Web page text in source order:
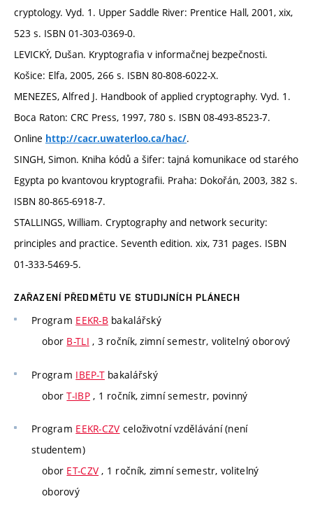
cryptology. Vyd. 1. Upper Saddle River: Prentice Hall, 2001, xix,
523 s. ISBN 01-303-0369-0.
LEVICKÝ, Dušan. Kryptografia v informačnej bezpečnosti.
Košice: Elfa, 2005, 266 s. ISBN 80-808-6022-X.
MENEZES, Alfred J. Handbook of applied cryptography. Vyd. 1.
Boca Raton: CRC Press, 1997, 780 s. ISBN 08-493-8523-7.
Online http://cacr.uwaterloo.ca/hac/.
SINGH, Simon. Kniha kódů a šifer: tajná komunikace od starého
Egypta po kvantovou kryptografii. Praha: Dokořán, 2003, 382 s.
ISBN 80-865-6918-7.
STALLINGS, William. Cryptography and network security:
principles and practice. Seventh edition. xix, 731 pages. ISBN
01-333-5469-5.
ZAŘAZENÍ PŘEDMĚTU VE STUDIJNÍCH PLÁNECH
Program EEKR-B bakalářský
obor B-TLI , 3 ročník, zimní semestr, volitelný oborový
Program IBEP-Tbakalářský
oborT-IBP, 1 ročník, zimní semestr, povinný
Program EEKR-CZV celoživotní vzdělávání (není
studentem)
obor ET-CZV , 1 ročník, zimní semestr, volitelný
oborový